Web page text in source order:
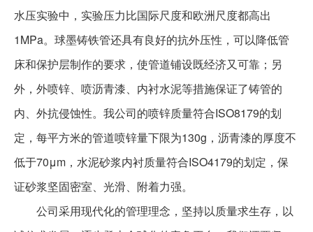
水压实验中，实验压力比国际尺度和欧洲尺度都高出
1MPa。球墨铸铁管还具有良好的抗外压性，可以降低管
床和保护层制作的要求，使管道铺设既经济又可靠；另
外，外喷锌、喷沥青漆、内衬水泥等措施保证了铸管的
内、外抗侵蚀性。我公司的喷锌质量符合ISO8179的划
定，每平方米的管道喷锌量下限为130g，沥青漆的厚度不
低于70μm，水泥砂浆内衬质量符合ISO4179的划定，保
证砂浆坚固密室、光滑、附着力强。
公司采用现代化的管理理念，坚持以质量求生存，以